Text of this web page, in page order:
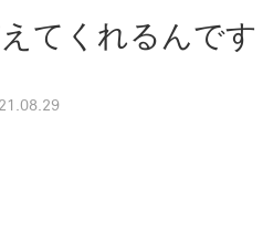
てくれるんです